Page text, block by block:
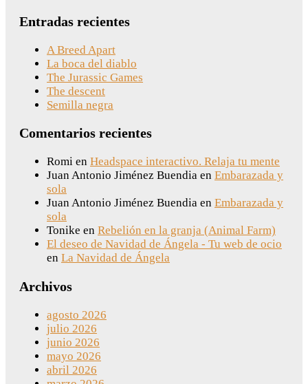
Entradas recientes
A Breed Apart
La boca del diablo
The Jurassic Games
The descent
Semilla negra
Comentarios recientes
Romi en Headspace interactivo. Relaja tu mente
Juan Antonio Jiménez Buendia en Embarazada y
sola
Juan Antonio Jiménez Buendia en Embarazada y
sola
Tonike en Rebelión en la granja (Animal Farm)
El deseo de Navidad de Ángela - Tu web de ocio
en La Navidad de Ángela
Archivos
agosto 2026
julio 2026
junio 2026
mayo 2026
abril 2026